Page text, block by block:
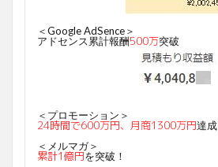
＜Google AdSence＞
アドセンス累計報酬500万突破
＜プロモーション＞
24時間で600万円、月商1300万円達成
＜メルマガ＞
累計1億円を突破！